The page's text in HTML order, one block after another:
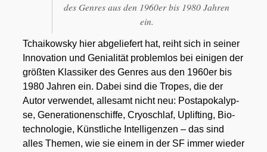
des Gen­res aus den 1960er bis 1980 Jah­ren
ein.
Tchai­kow­sky hier abge­lie­fert hat, reiht sich in sei­ner
Inno­va­ti­on und Genia­li­tät pro­blem­los bei eini­gen der
größ­ten Klas­si­ker des Gen­res aus den 1960er bis
1980 Jah­ren ein. Dabei sind die Tro­pes, die der
Autor ver­wen­det, alle­samt nicht neu: Post­apo­ka­lyp­
se, Gene­ra­tio­nen­schif­fe, Cryo­schlaf, Uplif­ting, Bio­
tech­no­lo­gie, Künst­li­che Intel­li­gen­zen – das sind
alles The­men, wie sie einem in der SF immer wie­der